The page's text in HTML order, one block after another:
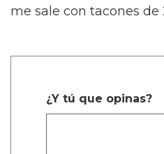
me sale con tacones de
¿Y tú que opinas?